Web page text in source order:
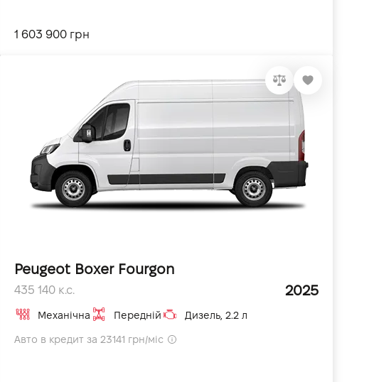
1 603 900 грн
Peugeot Boxer Fourgon
435 140 к.с. 2025
Механічна Передній Дизель, 2.2 л
Авто в кредит за 23141 грн/міс